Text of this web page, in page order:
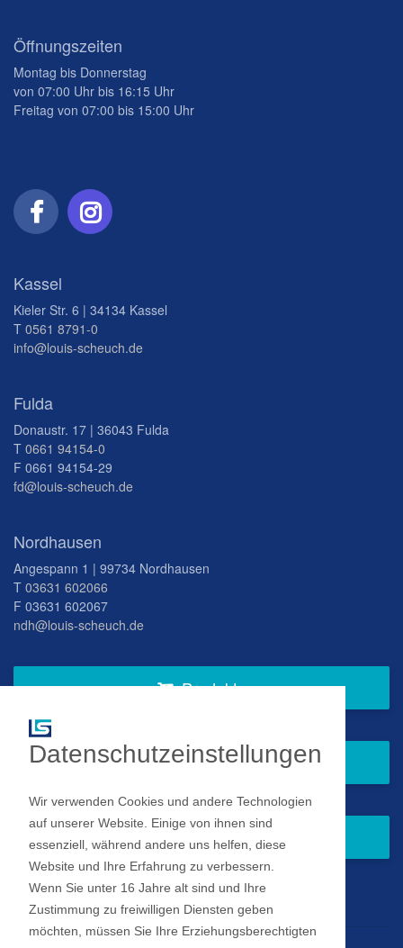
Öffnungszeiten
Montag bis Donnerstag
von 07:00 Uhr bis 16:15 Uhr
Freitag von 07:00 bis 15:00 Uhr
Kassel
Kieler Str. 6 | 34134 Kassel
T 0561 8791-0
info@louis-scheuch.de
Fulda
Donaustr. 17 | 36043 Fulda
T 0661 94154-0
F 0661 94154-29
fd@louis-scheuch.de
Nordhausen
Angespann 1 | 99734 Nordhausen
T 03631 602066
F 03631 602067
ndh@louis-scheuch.de
Produkte
Fragen Sie gern bei uns an
Zum Newsletter anmelden
Impressum
Datenschutzeinstellungen
Wir verwenden Cookies und andere Technologien
auf unserer Website. Einige von ihnen sind
essenziell, während andere uns helfen, diese
Website und Ihre Erfahrung zu verbessern.
Wenn Sie unter 16 Jahre alt sind und Ihre
Zustimmung zu freiwilligen Diensten geben
möchten, müssen Sie Ihre Erziehungsberechtigten